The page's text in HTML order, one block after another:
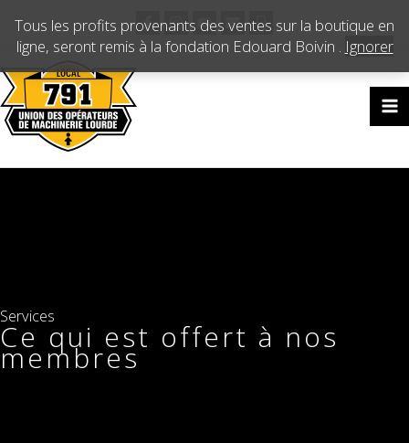
Tous les profits provenants des ventes sur la boutique en
ligne, seront remis à la fondation Edouard Boivin . Ignorer
contenu
Services
Ce qui est offert à nos
membres